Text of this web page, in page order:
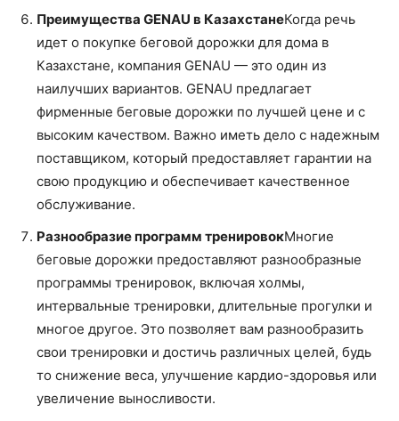
Преимущества GENAU в КазахстанеКогда речь
идет о покупке беговой дорожки для дома в
Казахстане, компания GENAU — это один из
наилучших вариантов. GENAU предлагает
фирменные беговые дорожки по лучшей цене и с
высоким качеством. Важно иметь дело с надежным
поставщиком, который предоставляет гарантии на
свою продукцию и обеспечивает качественное
обслуживание.
Разнообразие программ тренировокМногие
беговые дорожки предоставляют разнообразные
программы тренировок, включая холмы,
интервальные тренировки, длительные прогулки и
многое другое. Это позволяет вам разнообразить
свои тренировки и достичь различных целей, будь
то снижение веса, улучшение кардио-здоровья или
увеличение выносливости.